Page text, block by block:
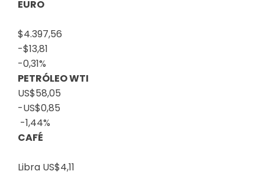
EURO
$4.397,56
-$13,81
-0,31%
PETRÓLEO WTI
US$58,05
-US$0,85
-1,44%
CAFÉ
Libra US$4,11